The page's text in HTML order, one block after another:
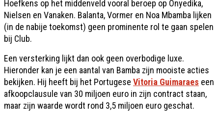
Hoefkens op het middenveld vooral beroep op Onyedika,
Nielsen en Vanaken. Balanta, Vormer en Noa Mbamba lijken
(in de nabije toekomst) geen prominente rol te gaan spelen
bij Club.
Een versterking lijkt dan ook geen overbodige luxe.
Hieronder kan je een aantal van Bamba zijn mooiste acties
bekijken. Hij heeft bij het Portugese Vitoria Guimaraes een
afkoopclausule van 30 miljoen euro in zijn contract staan,
maar zijn waarde wordt rond 3,5 miljoen euro geschat.